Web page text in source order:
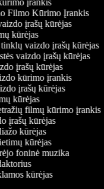
įrankis
Filmo Kūrimo Įrankis
įrašų kūrėjas
kūrėjas
tinklų vaizdo įrašų kūrėjas
vaizdo įrašų kūrėjas
įrašų kūrėjas
kūrimo įrankis
įrašų kūrėjas
kūrėjas
filmų kūrimo įrankis
įrašų kūrėjas
kūrėjas
kūrėjas
foninė muzika
kūrėjas